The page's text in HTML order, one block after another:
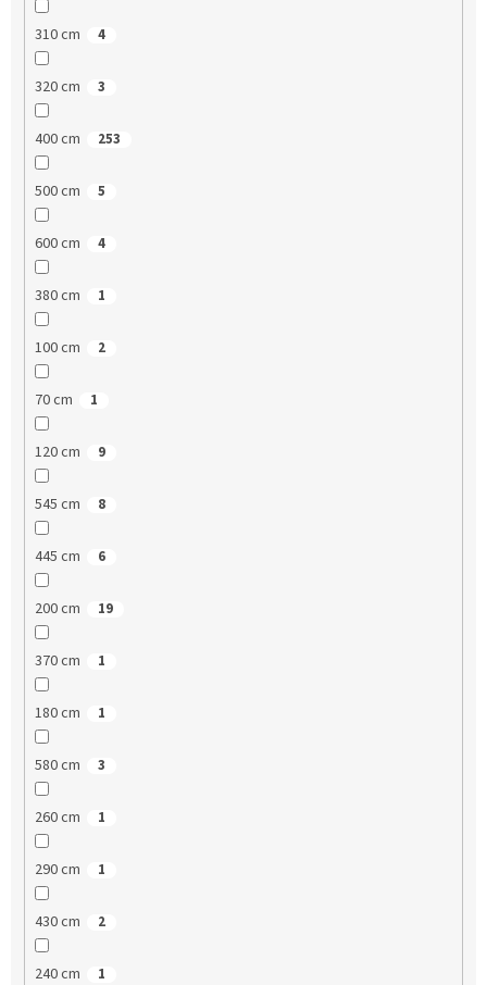
310 cm 4
320 cm 3
400 cm 253
500 cm 5
600 cm 4
380 cm 1
100 cm 2
70 cm 1
120 cm 9
545 cm 8
445 cm 6
200 cm 19
370 cm 1
180 cm 1
580 cm 3
260 cm 1
290 cm 1
430 cm 2
240 cm 1